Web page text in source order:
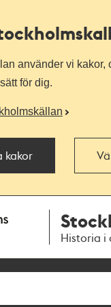
använder vi
för dig.
kakor
Historia i